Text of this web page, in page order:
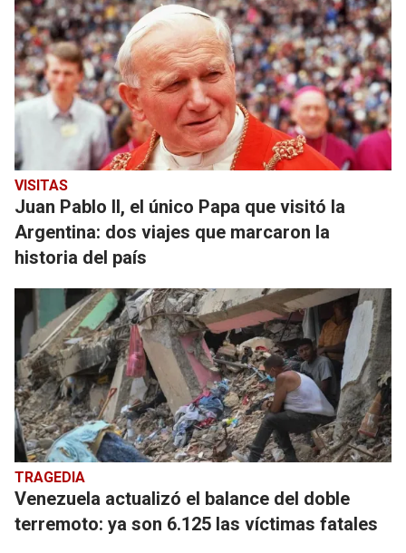
VISITAS
Juan Pablo II, el único Papa que visitó la
Argentina: dos viajes que marcaron la
historia del país
TRAGEDIA
Venezuela actualizó el balance del doble
terremoto: ya son 6.125 las víctimas fatales